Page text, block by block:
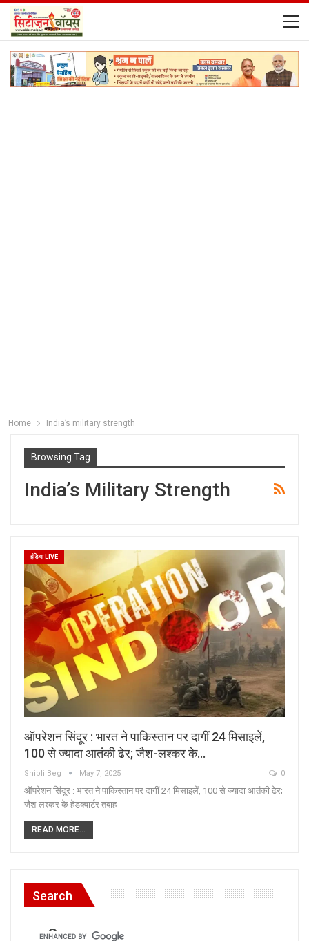
Home India’s military strength
Browsing Tag
India’s Military Strength
इंडिया LIVE
ऑपरेशन सिंदूर : भारत ने पाकिस्तान पर दागीं 24 मिसाइलें,
100 से ज्यादा आतंकी ढेर; जैश-लश्कर के…
Shibli Beg May 7, 2025 0
ऑपरेशन सिंदूर : भारत ने पाकिस्तान पर दागीं 24 मिसाइलें, 100 से ज्यादा आतंकी ढेर;
जैश-लश्कर के हेडक्वार्टर तबाह
READ MORE...
Search